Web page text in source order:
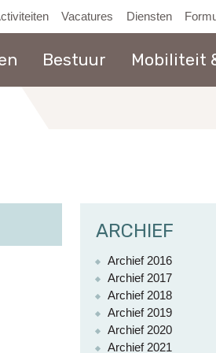
Vacatures Diensten
Bestuur Mobiliteit
ARCHIEF
Archief 2016
Archief 2017
Archief 2018
Archief 2019
Archief 2020
Archief 2021